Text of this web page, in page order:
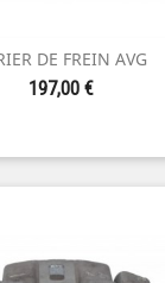
DE FREIN AVG
Prix
197,00 €
Aperçu rapide